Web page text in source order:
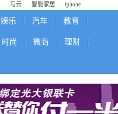
马云 智能家居 iphone
娱乐 汽车 教育
时尚 微商 理财